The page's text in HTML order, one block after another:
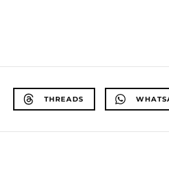
THREADS